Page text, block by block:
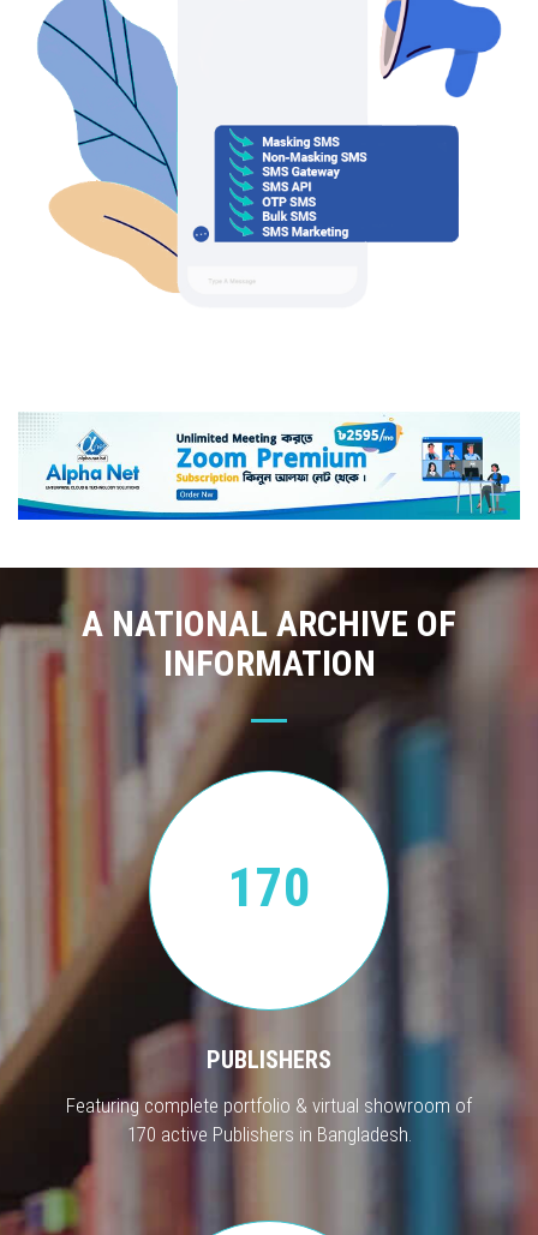
A NATIONAL ARCHIVE OF
INFORMATION
170
PUBLISHERS
Featuring complete portfolio & virtual showroom of
170 active Publishers in Bangladesh.